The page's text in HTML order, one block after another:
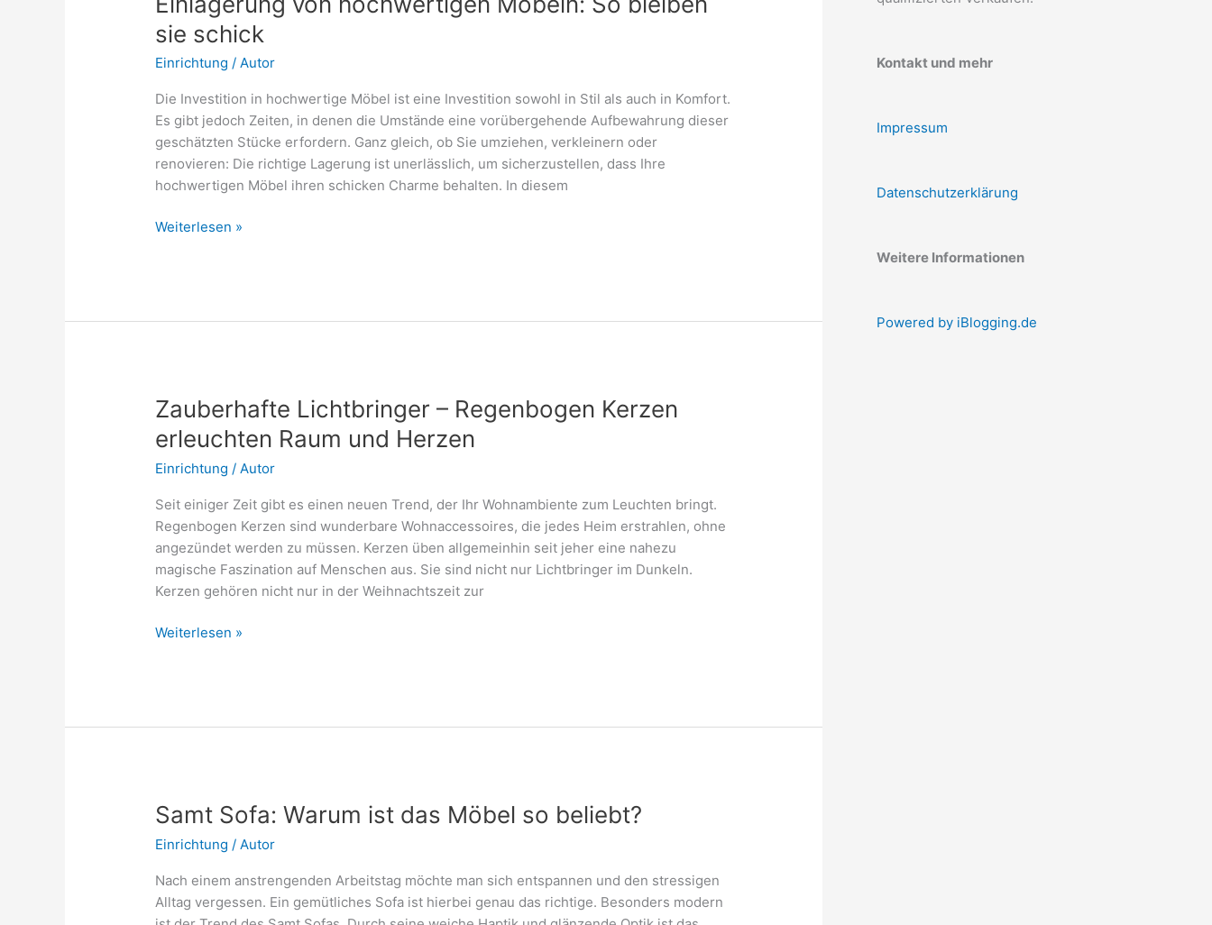
sie schick
Einrichtung / Autor
Die Investition in hochwertige Möbel ist eine Investition sowohl in Stil als auch in Komfort.
Es gibt jedoch Zeiten, in denen die Umstände eine vorübergehende Aufbewahrung dieser
geschätzten Stücke erfordern. Ganz gleich, ob Sie umziehen, verkleinern oder
renovieren: Die richtige Lagerung ist unerlässlich, um sicherzustellen, dass Ihre
hochwertigen Möbel ihren schicken Charme behalten. In diesem
Einlagerung
Weiterlesen »
Zauberhafte Lichtbringer – Regenbogen Kerzen
erleuchten Raum und Herzen
Einrichtung / Autor
Seit einiger Zeit gibt es einen neuen Trend, der Ihr Wohnambiente zum Leuchten bringt.
Regenbogen Kerzen sind wunderbare Wohnaccessoires, die jedes Heim erstrahlen, ohne
angezündet werden zu müssen. Kerzen üben allgemeinhin seit jeher eine nahezu
magische Faszination auf Menschen aus. Sie sind nicht nur Lichtbringer im Dunkeln.
Kerzen gehören nicht nur in der Weihnachtszeit zur
Zauberhafte
Herzen
Weiterlesen »
Samt Sofa: Warum ist das Möbel so beliebt?
Einrichtung / Autor
Nach einem anstrengenden Arbeitstag möchte man sich entspannen und den stressigen
Alltag vergessen. Ein gemütliches Sofa ist hierbei genau das richtige. Besonders modern
Kontakt und mehr
Impressum
Datenschutzerklärung
Weitere Informationen
Powered by iBlogging.de